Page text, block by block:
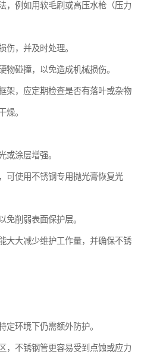
，例如用软毛刷或高压水枪（压力
伤，并及时处理。
物碰撞，以免造成机械损伤。
架，应定期检查是否有落叶或杂物
燥。
或涂层增强。
可使用不锈钢专用抛光膏恢复光
免削弱表面保护层。
大大减少维护工作量，并确保不锈
定环境下仍需额外防护。
，不锈钢管更容易受到点蚀或应力